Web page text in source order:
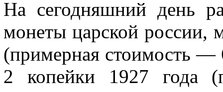
На сегодняшний день
монеты царской россии,
(примерная стоимость
2 копейки 1927 года